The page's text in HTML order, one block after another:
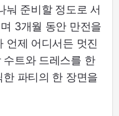
눠 준비할 정도로 서
3개월 동안 만전을
언제 어디서든 멋진
트와 드레스를 한
파티의 한 장면을